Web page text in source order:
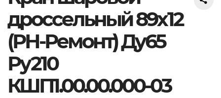
дроссельный 89х12
(РН-Ремонт) Ду65
Ру210
КШП1.00.00.000-03